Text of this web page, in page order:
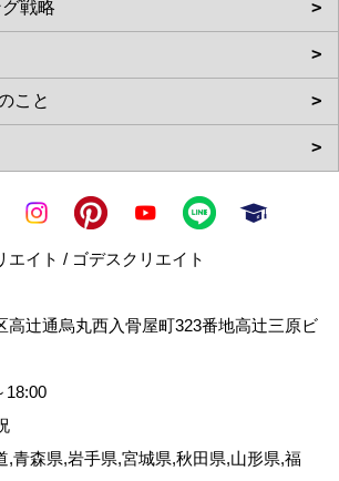
エイト / ゴデスクリエイト
高辻通烏丸西入骨屋町323番地高辻三原ビ
18:00
,青森県,岩手県,宮城県,秋田県,山形県,福